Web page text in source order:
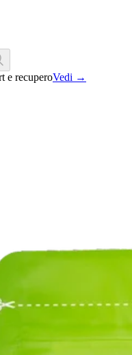
e recuperoVedi →